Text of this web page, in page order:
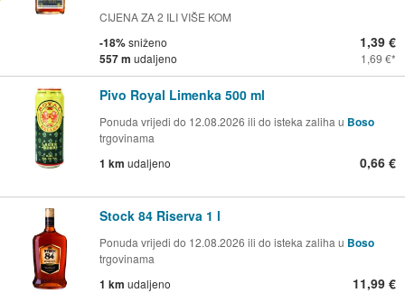
CIJENA ZA 2 ILI VIŠE KOM
-18%sniženo
557 m udaljeno
1,39 €
1,69 €
Pivo Royal Limenka 500 ml
Ponuda vrijedi do 12.08.2026 ili do isteka zaliha u Boso
trgovinama
1 km udaljeno 0,66 €
Stock 84 Riserva 1 l
Ponuda vrijedi do 12.08.2026 ili do isteka zaliha u Boso
trgovinama
1 km udaljeno 11,99 €